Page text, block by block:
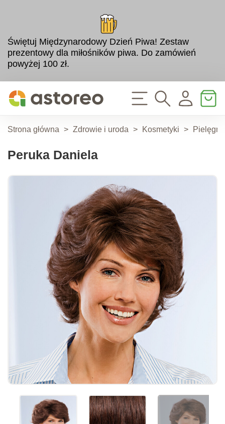
Świętuj Międzynarodowy Dzień Piwa! Zestaw
prezentowy dla miłośników piwa. Do zamówień
powyżej 100 zł.
Strona główna > Zdrowie i uroda > Kosmetyki >
Peruka Daniela